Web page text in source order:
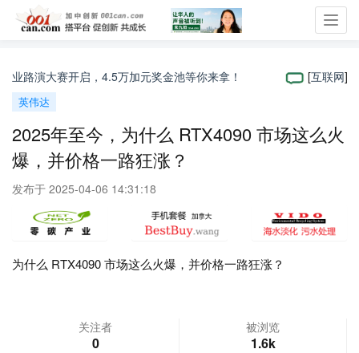
演大赛开启，4.5万加元奖金池等你来拿！ [互联网] 科学
英伟达
2025年至今，为什么 RTX4090 市场这么火
爆，并价格一路狂涨？
发布于 2025-04-06 14:31:18
为什么 RTX4090 市场这么火爆，并价格一路狂涨？
关注者
0
被浏览
1.6k